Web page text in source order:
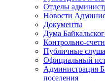
Отделы
Новости
Документы
Дума
Контрольно-
Публичные
Официальный
Администрация
поселения